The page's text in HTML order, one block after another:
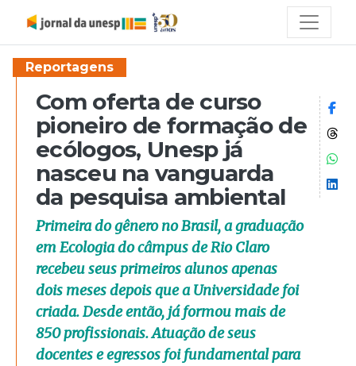
Reportagens
Com oferta de curso
pioneiro de formação de
ecólogos, Unesp já
nasceu na vanguarda
da pesquisa ambiental
Primeira do gênero no Brasil, a graduação
em Ecologia do câmpus de Rio Claro
recebeu seus primeiros alunos apenas
dois meses depois que a Universidade foi
criada. Desde então, já formou mais de
850 profissionais. Atuação de seus
docentes e egressos foi fundamental para